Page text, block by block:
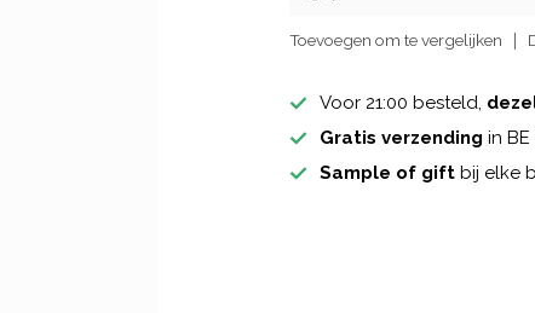
Toevoegen om te vergelijken
Voor 21:00 besteld,
Gratis verzending in
Sample of gift bij elke